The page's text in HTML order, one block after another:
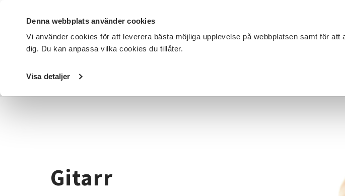
Denna webbplats använder cookies
Vi använder cookies för att leverera bästa möjliga upplevelse på webbplatsen samt för att
dig. Du kan anpassa vilka cookies du tillåter.
Visa detaljer
DET HÄR GÖR VI FÖR DIG SOM SÖK KURSER OCH EVENEMANG
Startsida / Kurser och evenemang
Gitarr